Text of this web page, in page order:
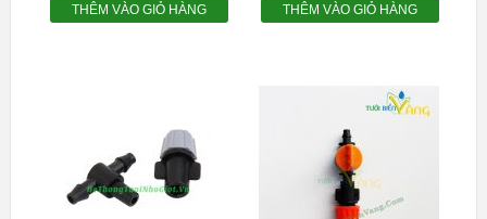
THÊM VÀO GIỎ HÀNG THÊM VÀO GIỎ HÀNG